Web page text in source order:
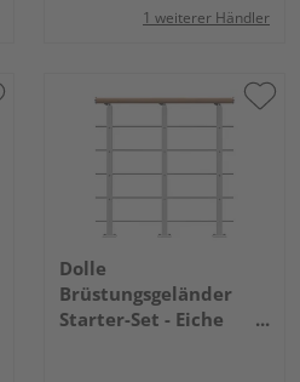
1 weiterer Händler
Dolle
Brüstungsgeländer
Starter-Set - Eiche